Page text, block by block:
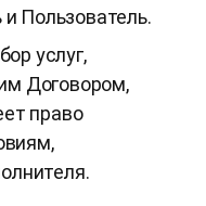
Пользователь.
услуг,
Договором,
право